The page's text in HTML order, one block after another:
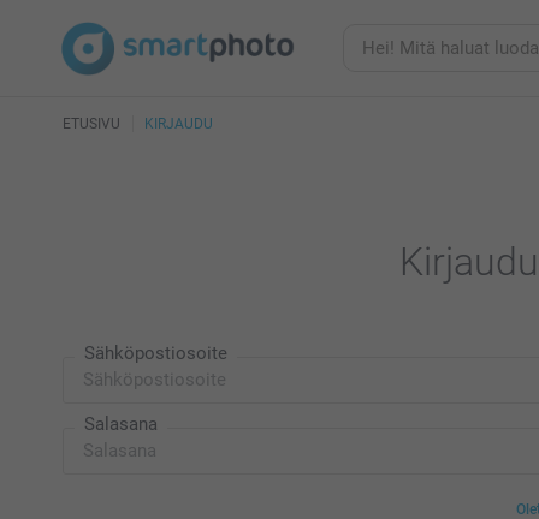
ETUSIVU KIRJAUDU
Sähköpostiosoite
Salasana